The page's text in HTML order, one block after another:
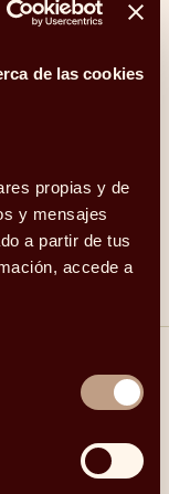
de las cookies
propias y de
y mensajes
a partir de tus
accede a
y de respeto
como
.
Email